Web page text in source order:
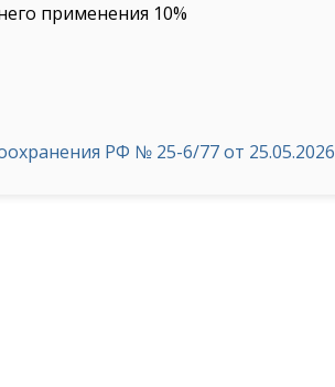
применения 10%
РФ № 25-6/77 от 25.05.2026